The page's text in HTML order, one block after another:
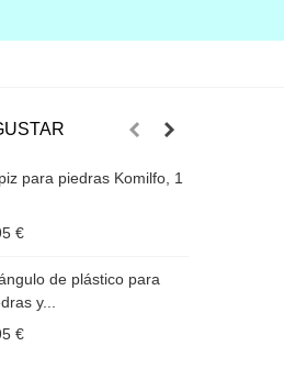
para piedras Komilfo, 1
€
de plástico para
y...
€